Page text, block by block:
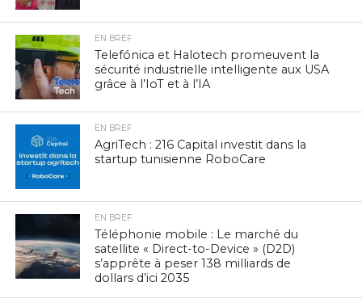
EN BREF
Telefónica et Halotech promeuvent la
sécurité industrielle intelligente aux USA
grâce à l’IoT et à l’IA
EN BREF
AgriTech : 216 Capital investit dans la
startup tunisienne RoboCare
EN BREF
Téléphonie mobile : Le marché du
satellite « Direct-to-Device » (D2D)
s’apprête à peser 138 milliards de
dollars d’ici 2035